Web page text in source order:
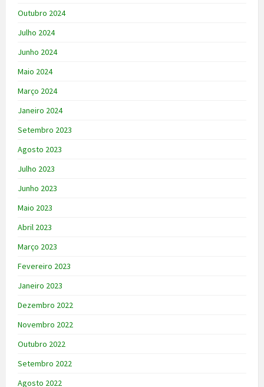
Outubro 2024
Julho 2024
Junho 2024
Maio 2024
Março 2024
Janeiro 2024
Setembro 2023
Agosto 2023
Julho 2023
Junho 2023
Maio 2023
Abril 2023
Março 2023
Fevereiro 2023
Janeiro 2023
Dezembro 2022
Novembro 2022
Outubro 2022
Setembro 2022
Agosto 2022